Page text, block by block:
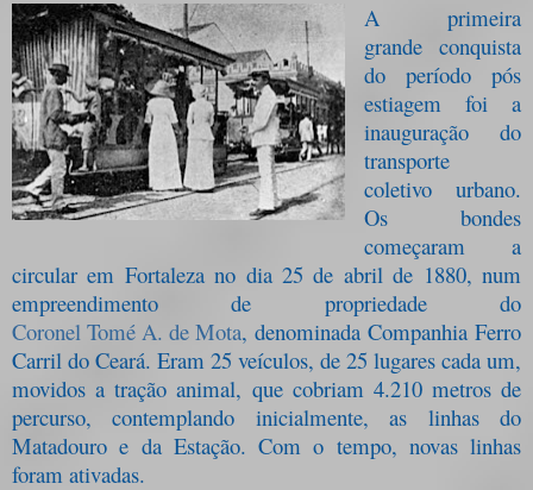
A primeira
grande conquista
do período pós
estiagem foi a
inauguraçãodo
transporte
coletivo urbano.
Os bondes
começaram a
circular em Fortaleza no dia 25 de abril de 1880, num
empreendimento de propriedade do
Coronel Tomé A. de Mota, denominada Companhia Ferro
Carril do Ceará. Eram 25 veículos, de 25 lugares cada um,
movidos a tração animal, que cobriam 4.210 metros de
percurso, contemplando inicialmente, as linhas do
Matadouro e da Estação. Com o tempo, novas linhas
foram ativadas.